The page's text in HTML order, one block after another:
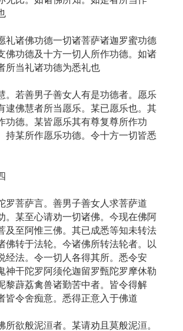
诸佛功德一切诸菩萨诸迦罗蜜功德
佛功德及十方一切人所作功德。如诸
所当礼诸功德为悉礼也
若善男子善女人有是功德者。愿乐
逮佛慧者所当愿乐。某已愿乐也。其
功德。某皆愿乐其有尊复尊所作功
持某所作愿乐功德。令十方一切皆悉
菩萨言。善男子善女人求菩萨道
。某至心请劝一切诸佛。今现在佛阿
及至阿惟三佛。其已成悉等知未转法
佛转于法轮。今诸佛所转法轮者。以
经法。令一切人各得其所。悉令安
神干陀罗阿须伦迦留罗甄陀罗摩休勒
黎薜荔禽兽诸勤苦中者。皆令得解
皆令舍痴意。悉得正意入于佛道
欲般泥洹者。某请劝且莫般泥洹。